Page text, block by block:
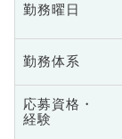
勤務曜日
勤務体系
応募資格・
経験